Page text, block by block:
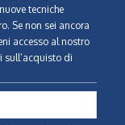
tecniche
Se non sei ancora
accesso al nostro
sull’acquisto di